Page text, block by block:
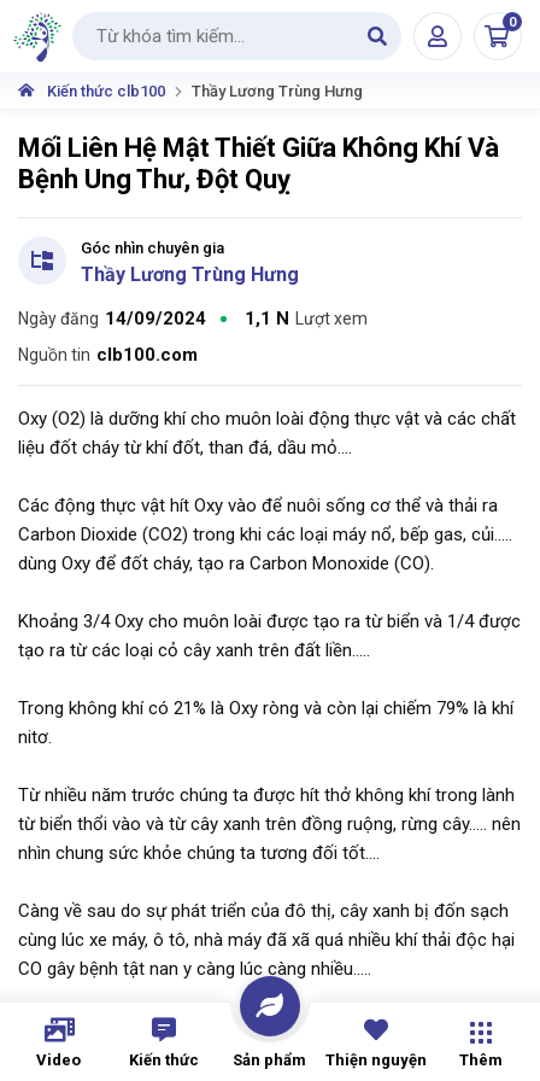
0
Kiến thức clb100 Thầy Lương Trùng Hưng
Mối Liên Hệ Mật Thiết Giữa Không Khí Và
Bệnh Ung Thư, Đột Quỵ
Góc nhìn chuyên gia
Thầy Lương Trùng Hưng
Ngày đăng 14/09/2024 1,1 N
Lượt xem
Nguồn tin clb100.com
Oxy (O2) là dưỡng khí cho muôn loài động thực vật và các chất
liệu đốt cháy từ khí đốt, than đá, dầu mỏ....
Các động thực vật hít Oxy vào để nuôi sống cơ thể và thải ra
Carbon Dioxide (CO2) trong khi các loại máy nổ, bếp gas, củi.....
dùng Oxy để đốt cháy, tạo ra Carbon Monoxide (CO).
Khoảng 3/4 Oxy cho muôn loài được tạo ra từ biển và 1/4 được
tạo ra từ các loại cỏ cây xanh trên đất liền.....
Trong không khí có 21% là Oxy ròng và còn lại chiếm 79% là khí
nitơ.
Từ nhiều năm trước chúng ta được hít thở không khí trong lành
từ biển thổi vào và từ cây xanh trên đồng ruộng, rừng cây..... nên
nhìn chung sức khỏe chúng ta tương đối tốt....
Càng về sau do sự phát triển của đô thị, cây xanh bị đốn sạch
cùng lúc xe máy, ô tô, nhà máy đã xã quá nhiều khí thải độc hại
CO gây bệnh tật nan y càng lúc càng nhiều.....
Khi các động vật hít thở thì sẽ hít vào O2 và thải ra CO2 . Khi hít
vào O2 làm cho máu đen thành đỏ và O2 được vận chuyển đến
Tìm kiếm
Video Kiến thức Sản phẩm Thiện nguyện Thêm